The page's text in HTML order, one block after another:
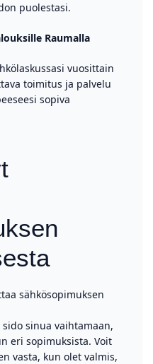
puolestasi.
Raumalla
vuosittain
toimitus ja palvelu
sopiva
sähkösopimuksen
sinua vaihtamaan,
eri sopimuksista. Voit
vasta, kun olet valmis,